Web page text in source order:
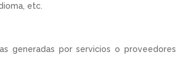
etc.
generadas por servicios o proveedores